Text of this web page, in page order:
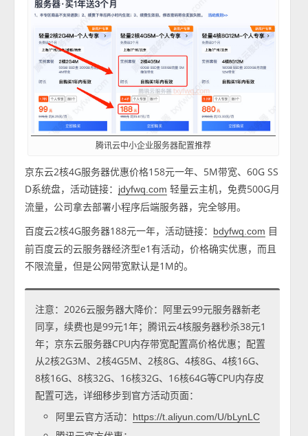
腾讯云中小企业服务器配置推荐
京东云2核4G服务器优惠价格158元一年、5M带宽、60G SS
D系统盘，活动链接：
jdyfwq.com 轻量云主机，免费500G月
流量，公司拿去部署小程序后端服务器，完全够用。
百度云2核4G服务器188元一年，活动链接：
bdyfwq.com 目
前百度云的云服务器经济型e1有活动，价格确实优惠，而且
不限流量，但是公网带宽默认是1M的。
注意：2026云服务器大降价：阿里云99元服务器新老
同享，续费也是99元1年；腾讯云4核服务器秒杀38元1
年；京东云服务器CPU内存带宽配置高价格优惠；配置
从2核2G3M、2核4G5M、2核8G、4核8G、4核16G、
8核16G、8核32G、16核32G、16核64G等CPU内存皮
配置可选，详细移步到官方活动页面：
阿里云官方活动：
https://t.aliyun.com/U/bLynLC